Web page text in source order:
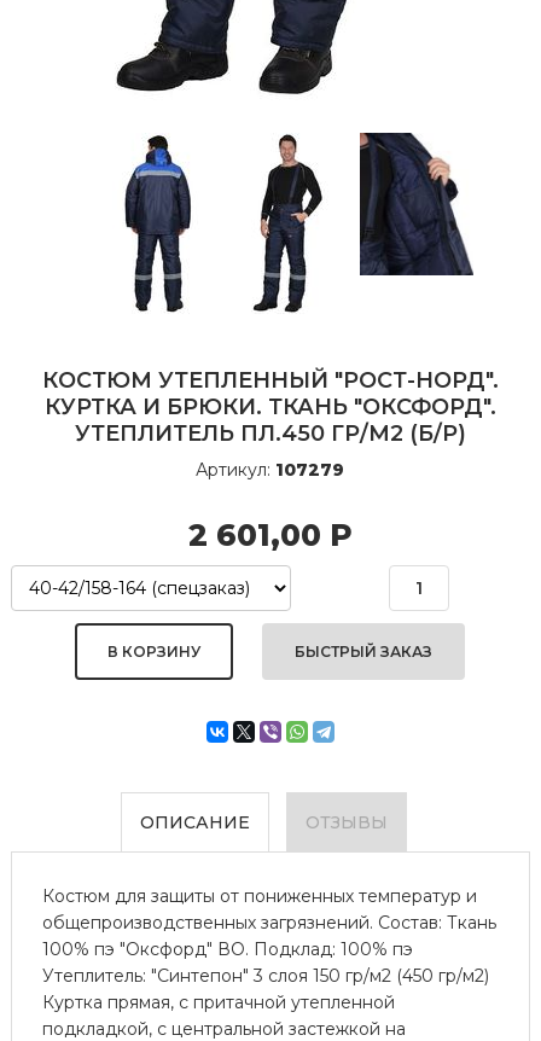
КОСТЮМ УТЕПЛЕННЫЙ "РОСТ-НОРД".
КУРТКА И БРЮКИ. ТКАНЬ "ОКСФОРД".
УТЕПЛИТЕЛЬ ПЛ.450 ГР/М2 (Б/Р)
Артикул: 107279
2 601,00 Р
БЫСТРЫЙ ЗАКАЗ
ОПИСАНИЕ ОТЗЫВЫ
Костюм для защиты от пониженных температур и
общепроизводственных загрязнений. Состав: Ткань
100% пэ "Оксфорд" ВО. Подклад: 100% пэ
Утеплитель: "Синтепон" 3 слоя 150 гр/м2 (450 гр/м2)
Куртка прямая, с притачной утепленной
подкладкой, с центральной застежкой на